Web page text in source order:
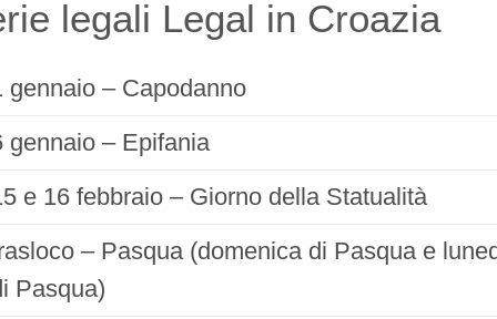
legali Legal in Croazia
gennaio – Capodanno
gennaio – Epifania
e 16 febbraio – Giorno della Statualità
– Pasqua (domenica di Pasqua e
Pasqua)